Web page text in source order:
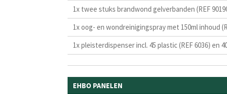
1x twee stuks brandwond gelverbanden (REF
1x oog- en wondreinigingspray met 150ml inhoud
1x pleisterdispenser incl. 45 plastic (REF 6036) en
EHBO PANELEN